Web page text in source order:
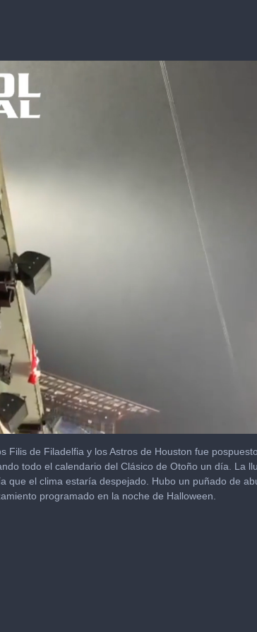
Filis de Filadelfia y los Astros de Houston fue
todo el calendario del Clásico de Otoño un día. La
que el clima estaría despejado. Hubo un puñado de
programado en la noche de Halloween.